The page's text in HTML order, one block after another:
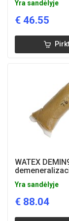
Yra sandėlyje
€ 46.55
WATEX
Yra sandėlyje
€ 88.04